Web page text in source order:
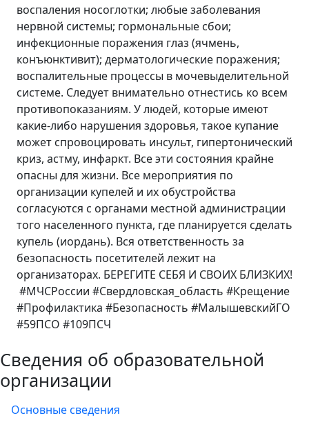
воспаления носоглотки; любые заболевания
нервной системы; гормональные сбои;
инфекционные поражения глаз (ячмень,
конъюнктивит); дерматологические поражения;
воспалительные процессы в мочевыделительной
системе. Следует внимательно отнестись ко всем
противопоказаниям. У людей, которые имеют
какие-либо нарушения здоровья, такое купание
может спровоцировать инсульт, гипертонический
криз, астму, инфаркт. Все эти состояния крайне
опасны для жизни. Все мероприятия по
организации купелей и их обустройства
согласуются с органами местной администрации
того населенного пункта, где планируется сделать
купель (иордань). Вся ответственность за
безопасность посетителей лежит на
организаторах. БЕРЕГИТЕ СЕБЯ И СВОИХ БЛИЗКИХ!
#МЧСРоссии #Свердловская_область #Крещение
#Профилактика #Безопасность #МалышевcкийГО
#59ПСО #109ПСЧ
Сведения об образовательной
организации
Основные сведения